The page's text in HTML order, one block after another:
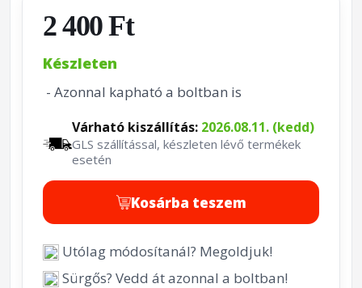
2 400 Ft
Készleten
- Azonnal kapható a boltban is
Várható kiszállítás: 2026.08.11. (kedd)
GLS szállítással, készleten lévő termékek
esetén
Kosárba teszem
Utólag módosítanál? Megoldjuk!
Sürgős? Vedd át azonnal a boltban!